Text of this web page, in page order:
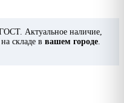
Актуальное наличие,
складе в вашем городе